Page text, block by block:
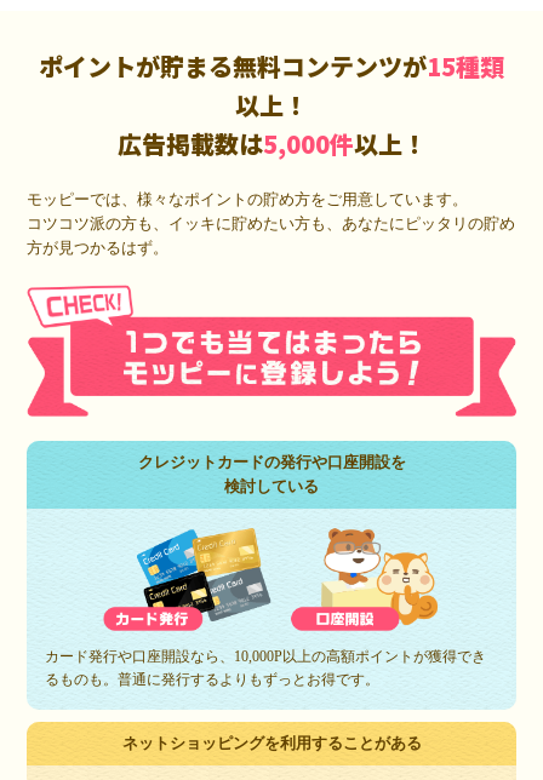
ポイントが貯まる無料コンテンツが15種類
以上！
広告掲載数は5,000件以上！
モッピーでは、様々なポイントの貯め方をご用意しています。
コツコツ派の方も、イッキに貯めたい方も、あなたにピッタリの貯め
方が見つかるはず。
クレジットカードの発行や口座開設を
検討している
カード発行や口座開設なら、10,000P以上の高額ポイントが獲得でき
るものも。普通に発行するよりもずっとお得です。
ネットショッピングを利用することがある